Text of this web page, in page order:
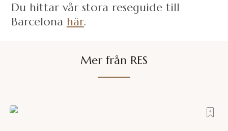
Du hittar vår stora reseguide till
Barcelona här.
Mer från RES